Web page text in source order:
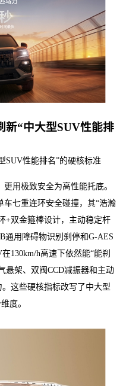
新“中大型SUV性能排
SUV性能排名”的硬核标准
用极致安全为高性能托底。
七重连环安全碰撞，其“浩瀚
+双金箍棒设计，主动稳定杆
通用障碍物识别刹停和G-AES
130km/h高速下依然能“能刹
悬架、双阀CCD减振器和主动
这些硬核指标改写了中大型
度。